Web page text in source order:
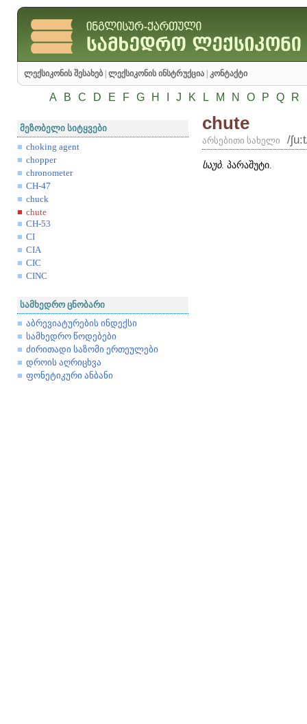
ლექსიკონის შესახებ ლექსიკონის ინსტრუქცია კონტაქტი
A B C D E F G H J K L M N O P Q R
მეზობელი სიტყვები
choking agent
chopper
chronometer
CH-47
chuck
chute
CH-53
CI
CIA
CIC
CINC
სამხედრო ცნობარი
აბრევიატურების ინდექსი
სამხედრო წოდებები
ძირითადი საზომი ერთეულები
დროის აღრიცხვა
ფონეტიკური ანბანი
chute
არსებითი სახელი /
საუბ. პარაშუტი.